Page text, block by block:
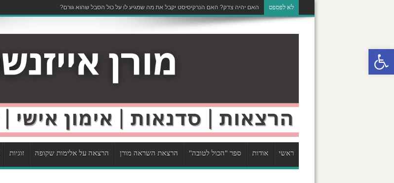
פתח סרגל נגישות
לא לפספס האם יהיה צדק? האם הנרקיסיסט יקבל את מה שמגיע לו על כול הסבל שהוא גורם?
ראשי אודות ספר "הכול לטובה" הרצאת השראה מורן הרצאה על אלימות שקופה זוגיות